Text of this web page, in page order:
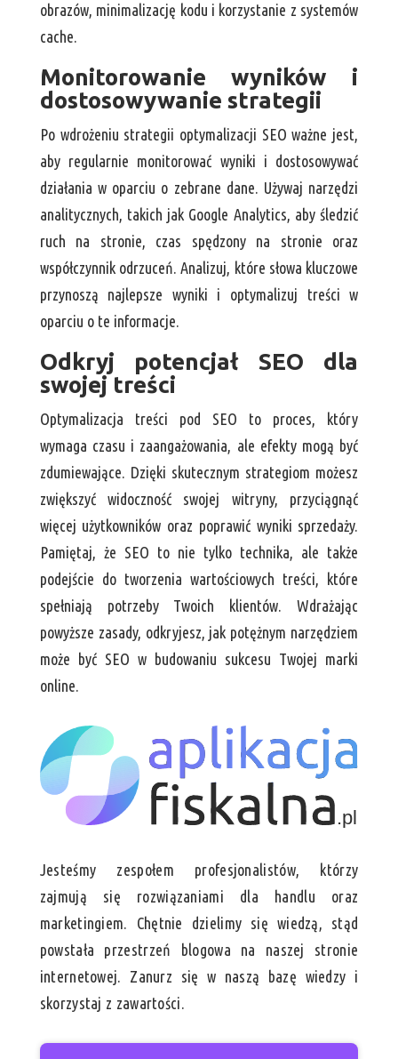
obrazów, minimalizację kodu i korzystanie z systemów
cache.
Monitorowanie wyników i
dostosowywanie strategii
Po wdrożeniu strategii optymalizacji SEO ważne jest,
aby regularnie monitorować wyniki i dostosowywać
działania w oparciu o zebrane dane. Używaj narzędzi
analitycznych, takich jak Google Analytics, aby śledzić
ruch na stronie, czas spędzony na stronie oraz
współczynnik odrzuceń. Analizuj, które słowa kluczowe
przynoszą najlepsze wyniki i optymalizuj treści w
oparciu o te informacje.
Odkryj potencjał SEO dla
swojej treści
Optymalizacja treści pod SEO to proces, który
wymaga czasu i zaangażowania, ale efekty mogą być
zdumiewające. Dzięki skutecznym strategiom możesz
zwiększyć widoczność swojej witryny, przyciągnąć
więcej użytkowników oraz poprawić wyniki sprzedaży.
Pamiętaj, że SEO to nie tylko technika, ale także
podejście do tworzenia wartościowych treści, które
spełniają potrzeby Twoich klientów. Wdrażając
powyższe zasady, odkryjesz, jak potężnym narzędziem
może być SEO w budowaniu sukcesu Twojej marki
online.
Jesteśmy zespołem profesjonalistów, którzy
zajmują się rozwiązaniami dla handlu oraz
marketingiem. Chętnie dzielimy się wiedzą, stąd
powstała przestrzeń blogowa na naszej stronie
internetowej. Zanurz się w naszą bazę wiedzy i
skorzystaj z zawartości.